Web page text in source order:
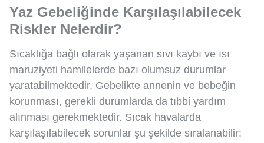
Yaz Gebeliğinde Karşılaşılabilecek
Riskler Nelerdir?
Sıcaklığa bağlı olarak yaşanan sıvı kaybı ve ısı
maruziyeti hamilelerde bazı olumsuz durumlar
yaratabilmektedir. Gebelikte annenin ve bebeğin
korunması, gerekli durumlarda da tıbbi yardım
alınması gerekmektedir. Sıcak havalarda
karşılaşılabilecek sorunlar şu şekilde sıralanabilir: